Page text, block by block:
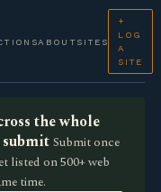
ABOUT SITES
+
LOG
A
SITE
the whole
Submit once
listed on 500+ web
time.